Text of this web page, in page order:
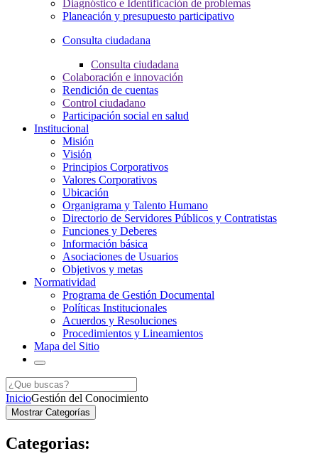
Diagnóstico e Identificación de problemas
Planeación y presupuesto participativo
Consulta ciudadana
Consulta ciudadana
Colaboración e innovación
Rendición de cuentas
Control ciudadano
Participación social en salud
Institucional
Misión
Visión
Principios Corporativos
Valores Corporativos
Ubicación
Organigrama y Talento Humano
Directorio de Servidores Públicos y Contratistas
Funciones y Deberes
Información básica
Asociaciones de Usuarios
Objetivos y metas
Normatividad
Programa de Gestión Documental
Políticas Institucionales
Acuerdos y Resoluciones
Procedimientos y Lineamientos
Mapa del Sitio
InicioGestión del Conocimiento
Mostrar Categorías
Categorias: